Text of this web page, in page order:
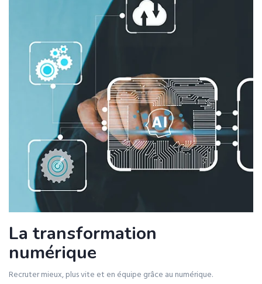
La transformation
numérique
Recruter mieux, plus vite et en équipe grâce au numérique.